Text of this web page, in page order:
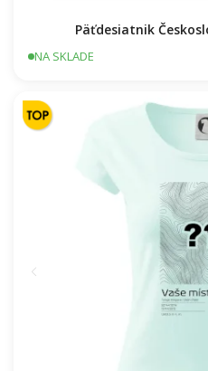
Päťdesiatnik
NA SKLADE